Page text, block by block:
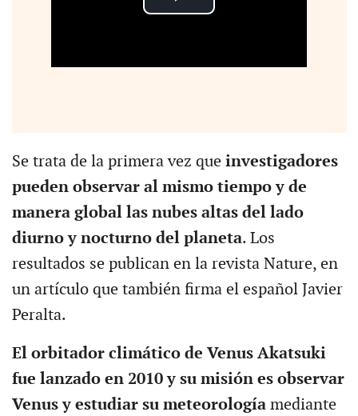
Se trata de la primera vez queinvestigadores
pueden observar al mismo tiempo y de
manera global las nubes altas del lado
diurno y nocturno del planeta. Los
resultados se publican en la revista Nature, en
un artículo que también firma el español Javier
Peralta.
El orbitador climático de Venus Akatsuki
fue lanzado en 2010 y su misión es observar
Venus y estudiar su meteorologíamediante